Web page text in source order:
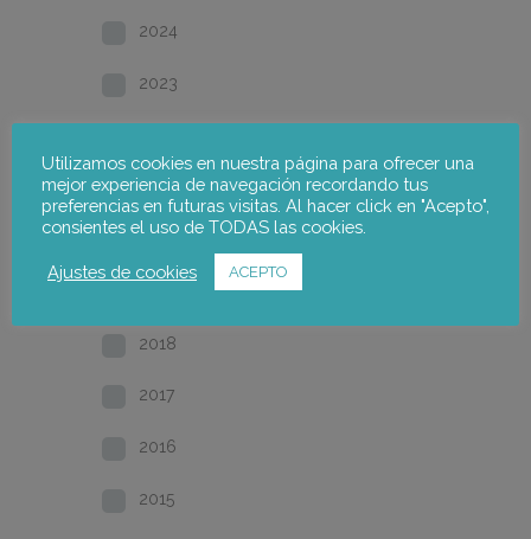
2024
2023
2021
2020
2018
2017
2016
2015
Utilizamos cookies en nuestra página para ofrecer una
mejor experiencia de navegación recordando tus
preferencias en futuras visitas. Al hacer click en "Acepto",
consientes el uso de TODAS las cookies.
Ajustes de cookies ACEPTO